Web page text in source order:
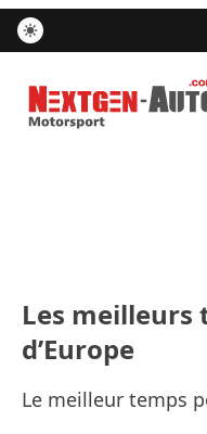
Nextgen-Auto.com
Les meilleurs
d’Europe
Le meilleur temps